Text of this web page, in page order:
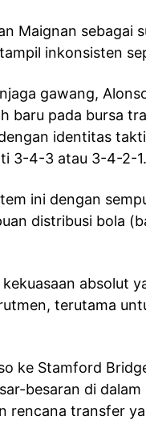
Maignan sebagai
inkonsisten
gawang,
baru pada bursa
identitas
3-4-3 atau 3-4-2-1.
ini dengan
distribusi bola
absolut
terutama
ke Stamford
besaran di
rencana transfer